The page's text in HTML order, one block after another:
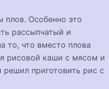
плов. Особенно это
рассыпчатый и
то, что вместо плова
рисовой каши с мясом и
приготовить рис с